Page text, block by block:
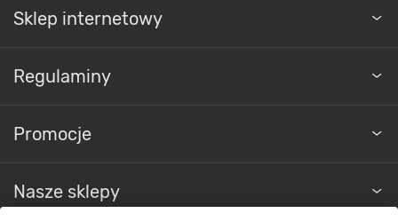
Sklep internetowy
Regulaminy
Promocje
Nasze sklepy